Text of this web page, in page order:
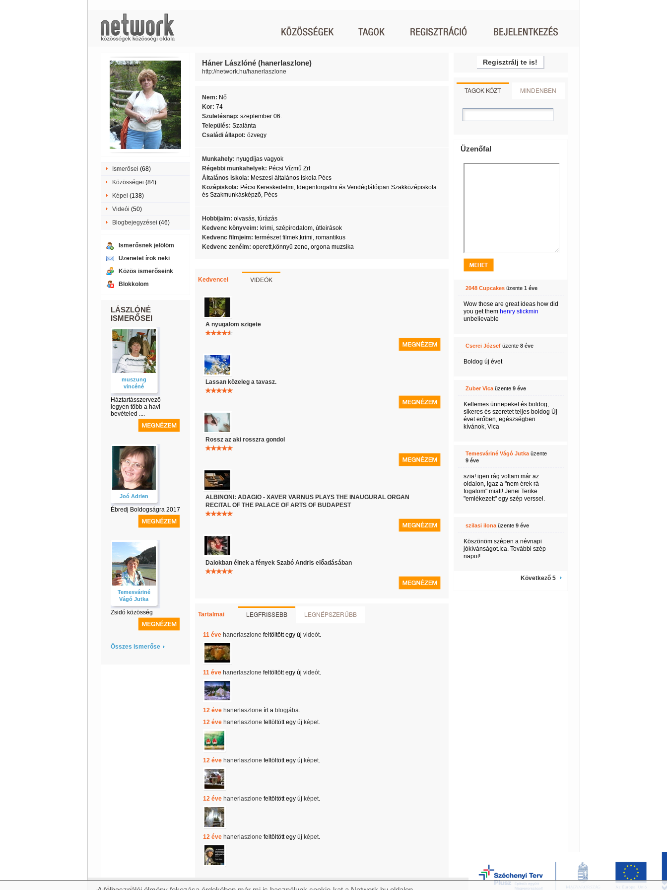
Ismerősei (68)
Közösségei (84)
Képei (138)
Videói (50)
Blogbejegyzései (46)
Ismerősnek jelölöm
Üzenetet írok neki
Közös ismerőseink
Blokkolom
LÁSZLÓNÉ
ISMERŐSEI
muszung
vincéné
Háztartásszervező
legyen több a havi
bevételed ....
Joó Adrien
Ébredj Boldogságra 2017
Temesváriné
Vágó Jutka
Zsidó közösség
Összes ismerőse
Háner Lászlóné (hanerlaszlone)
http://network.hu/hanerlaszlone
Nem: Nő
Kor: 74
Születésnap: szeptember 06.
Település: Szalánta
Családi állapot: özvegy
Munkahely: nyugdíjas vagyok
Régebbi munkahelyek: Pécsi Vízmű Zrt
Általános iskola: Meszesi általános Iskola Pécs
Középiskola: Pécsi Kereskedelmi, Idegenforgalmi és Vendéglátóipari Szakközépiskola
és Szakmunkásképzõ, Pécs
Hobbijaim: olvasás, túrázás
Kedvenc könyveim: krimi, szépirodalom, útleirások
Kedvenc filmjeim: természet filmek,krimi, romantikus
Kedvenc zenéim: operett,könnyű zene, orgona muzsika
Kedvencei VIDEÓK
A nyugalom szigete
Lassan közeleg a tavasz.
Rossz az aki rosszra gondol
ALBINONI: ADAGIO - XAVER VARNUS PLAYS THE INAUGURAL ORGAN
RECITAL OF THE PALACE OF ARTS OF BUDAPEST
Dalokban élnek a fények Szabó Andris előadásában
Tartalmai LEGFRISSEBB LEGNÉPSZERŰBB
11 éve hanerlaszlone feltöltött egy új videót.
11 éve hanerlaszlone feltöltött egy új videót.
12 éve hanerlaszlone írt a blogjába.
12 éve hanerlaszlone feltöltött egy új képet.
12 éve hanerlaszlone feltöltött egy új képet.
12 éve hanerlaszlone feltöltött egy új képet.
12 éve hanerlaszlone feltöltött egy új képet.
Regisztrálj te is!
TAGOK KÖZT MINDENBEN
Üzenőfal
2048 Cupcakesüzente 1 éve
Wow those are great ideas how did
you get them henry stickmin
unbelievable
Cserei Józsefüzente 8 éve
Boldog új évet
Zuber Vicaüzente 9 éve
Kellemes ünnepeket és boldog,
sikeres és szeretet teljes boldog Új
évet erőben, egészségben
kívánok, Vica
Temesváriné Vágó Jutkaüzente
9 éve
szia! igen rág voltam már az
oldalon, igaz a "nem érek rá
fogalom" miatt! Jenei Terike
"emlékezett" egy szép verssel.
szilasi ilonaüzente 9 éve
Köszönöm szépen a névnapi
jókívánságot.Ica. További szép
napot!
Következő 5